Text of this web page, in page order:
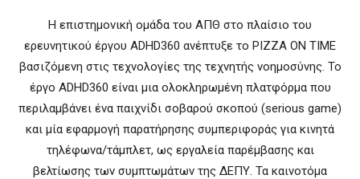
Η επιστημονική ομάδα του ΑΠΘ στο πλαίσιο του
ερευνητικού έργου ADHD360 ανέπτυξε το PIZZA ON TIME
βασιζόμενη στις τεχνολογίες της τεχνητής νοημοσύνης. Το
έργο ADHD360 είναι μια ολοκληρωμένη πλατφόρμα που
περιλαμβάνει ένα παιχνίδι σοβαρού σκοπού (serious game)
και μία εφαρμογή παρατήρησης συμπεριφοράς για κινητά
τηλέφωνα/τάμπλετ, ως εργαλεία παρέμβασης και
βελτίωσης των συμπτωμάτων της ΔΕΠΥ. Τα καινοτόμα